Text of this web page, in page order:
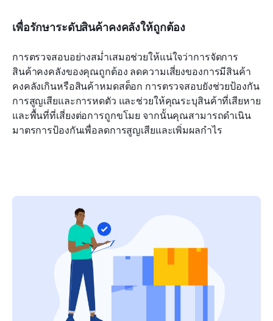
เพื่อรักษาระดับสินค้าคงคลังให้ถูกต้อง
การตรวจสอบอย่างสม่ำเสมอช่วยให้แน่ใจว่าการจัดการ
สินค้าคงคลังของคุณถูกต้อง ลดความเสี่ยงของการมีสินค้า
คงคลังเกินหรือสินค้าหมดสต็อก การตรวจสอบยังช่วยป้องกัน
การสูญเสียและการหดตัว และช่วยให้คุณระบุสินค้าที่เสียหาย
และพื้นที่ที่เสี่ยงต่อการถูกขโมย จากนั้นคุณสามารถดำเนิน
มาตรการป้องกันเพื่อลดการสูญเสียและเพิ่มผลกำไร